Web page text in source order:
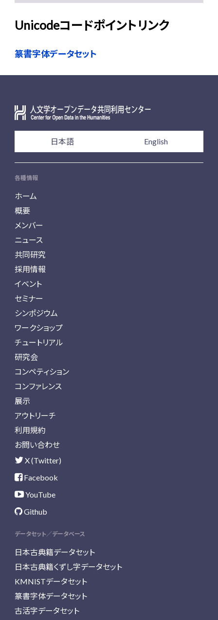
Unicodeコードポイントリンク
篆書字体データセット
日本語 English
各種情報
ホーム
概要
メンバー
ニュース
共同研究
採用情報
イベント
セミナー
シンポジウム
ワークショップ
チュートリアル
研究会
コンペティション
コンファレンス
展示
アウトリーチ
利用規約
お問い合わせ
X (Twitter)
Facebook
YouTube
Github
データセット／データベース
日本古典籍データセット
日本古典籍くずし字データセット
KMNISTデータセット
篆書字体データセット
古活字データセット